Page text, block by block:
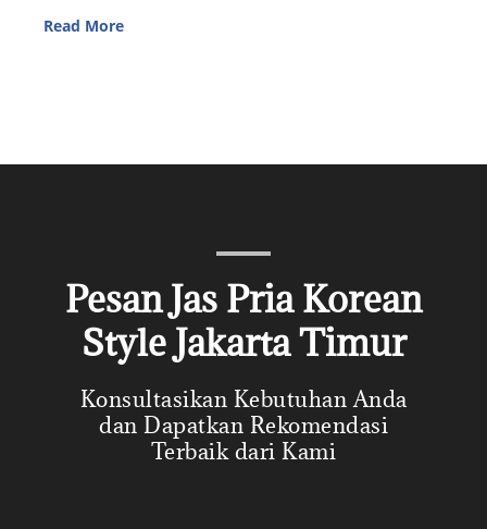
Read More
Pesan Jas Pria Korean
Style Jakarta Timur
Konsultasikan Kebutuhan Anda
dan Dapatkan Rekomendasi
Terbaik dari Kami